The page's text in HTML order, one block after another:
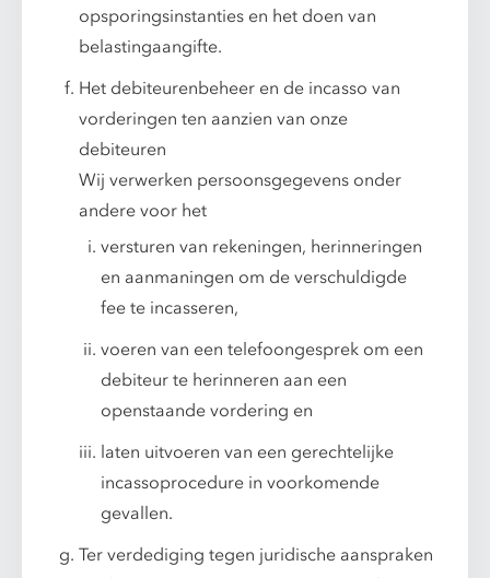
opsporingsinstanties en het doen van
belastingaangifte.
Het debiteurenbeheer en de incasso van
vorderingen ten aanzien van onze
debiteuren
Wij verwerken persoonsgegevens onder
andere voor het
versturen van rekeningen, herinneringen
en aanmaningen om de verschuldigde
fee te incasseren,
voeren van een telefoongesprek om een
debiteur te herinneren aan een
openstaande vordering en
laten uitvoeren van een gerechtelijke
incassoprocedure in voorkomende
gevallen.
Ter verdediging tegen juridische aanspraken